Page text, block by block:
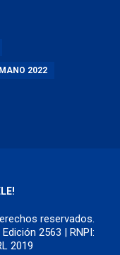
2022
reservados.
2563 | RNPI:
2019